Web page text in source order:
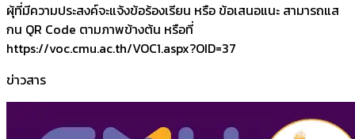
ผุ้ที่มีความประสงค์จะแจ้งข้อร้องเรียน หรือ ข้อเสนอแนะ สามารถแส
กน QR Code ตามภาพข้างต้น หรือที่
https://voc.cmu.ac.th/VOC1.aspx?OID=37
ข่าวสาร